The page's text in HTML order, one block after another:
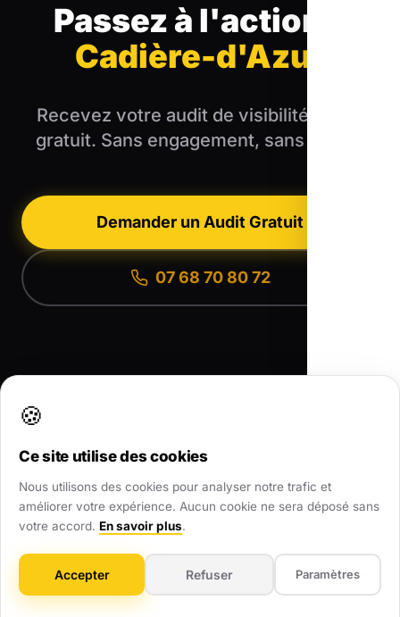
Passez à l'action
Cadière-d'Azur
Recevez votre audit de visibilité locale
gratuit. Sans engagement, sans blabla.
Demander un Audit Gratuit
07 68 70 80 72
Agence Web Local partout en France
Nous contacter
🍪
Ce site utilise des cookies
Nous utilisons des cookies pour analyser notre trafic et
améliorer votre expérience. Aucun cookie ne sera déposé sans
votre accord. En savoir plus.
Accepter Refuser Paramètres